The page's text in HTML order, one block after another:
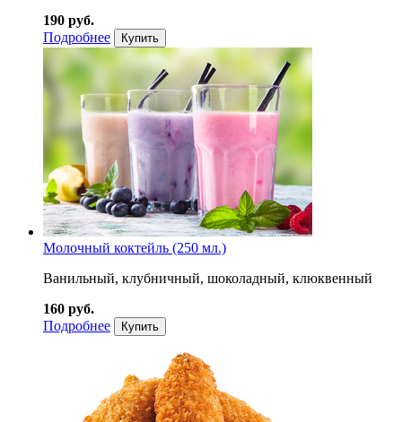
190 руб.
Подробнее
Купить
Молочный коктейль (250 мл.)
Ванильный, клубничный, шоколадный, клюквенный
160 руб.
Подробнее
Купить